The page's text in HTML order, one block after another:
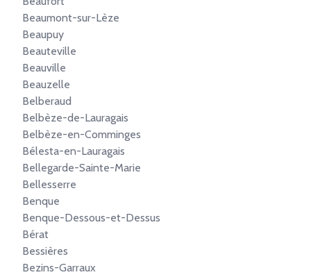
Beaumont-sur-Lèze
Beaupuy
Beauteville
Beauville
Beauzelle
Belberaud
Belbèze-de-Lauragais
Belbèze-en-Comminges
Bélesta-en-Lauragais
Bellegarde-Sainte-Marie
Bellesserre
Benque
Benque-Dessous-et-Dessus
Bérat
Bessières
Bezins-Garraux